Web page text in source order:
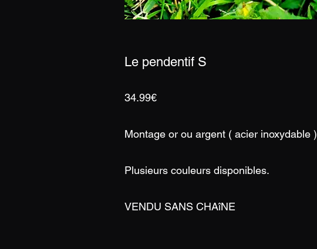
Le pendentif S
34.99€
Montage or ou argent ( acier inoxydable )
Plusieurs couleurs disponibles.
VENDU SANS CHAîNE